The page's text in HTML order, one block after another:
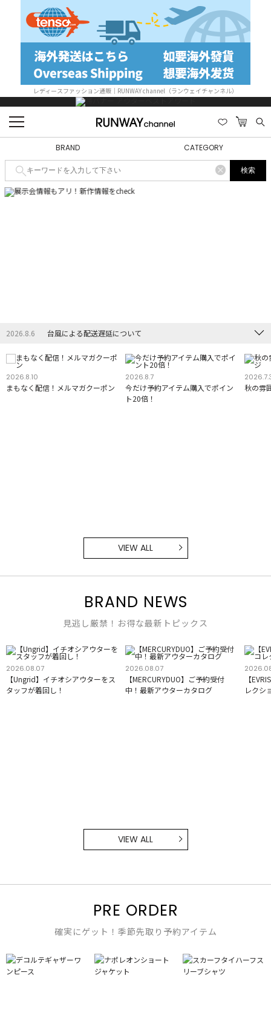
レディースファッション通販｜RUNWAY channel（ランウェイチャンネル）
BRAND CATEGORY
2026.8.6 台風による配送遅延について
2026.8.10
まもなく配信！メルマガクーポン
2026.8.7
今だけ予約アイテム購入でポイン
ト20倍！
秋の雰
VIEW ALL
BRAND NEWS
見逃し厳禁！お得な最新トピックス
2026.08.07
【Ungrid】イチオシアウターをス
タッフが着回し！
2026.08.07
【MERCURYDUO】ご予約受付
中！最新アウターカタログ
【
レクシ
VIEW ALL
PRE ORDER
確実にゲット！季節先取り予約アイテム